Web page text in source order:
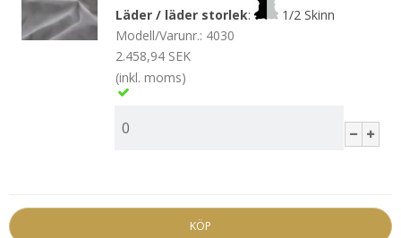
Läder / läder storlek:
1/2 Skinn
Modell/Varunr.: 4030
2.458,94 SEK
(inkl. moms)
KÖP